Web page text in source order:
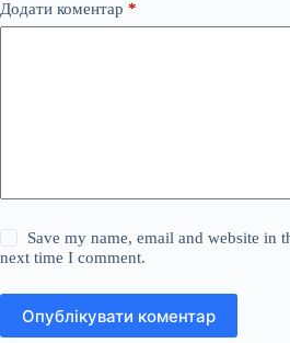
Додати коментар *
Save my name, email and website in
next time I comment.
Опублікувати коментар